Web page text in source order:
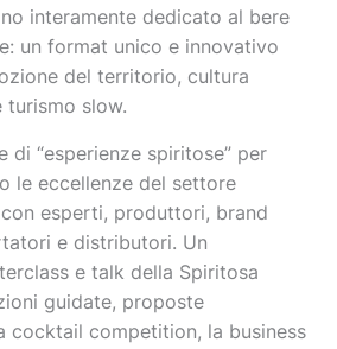
interamente dedicato al bere
un format unico e innovativo
del territorio, cultura
turismo slow.
di “esperienze spiritose” per
le eccellenze del settore
esperti, produttori, brand
e distributori. Un
e talk della Spiritosa
guidate, proposte
cocktail competition, la business